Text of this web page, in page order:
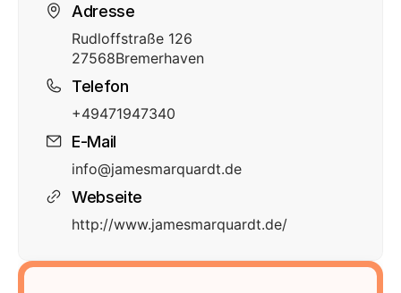
Adresse
Rudloffstraße 126
27568Bremerhaven
Telefon
+49471947340
E-Mail
info@jamesmarquardt.de
Webseite
http://www.jamesmarquardt.de/